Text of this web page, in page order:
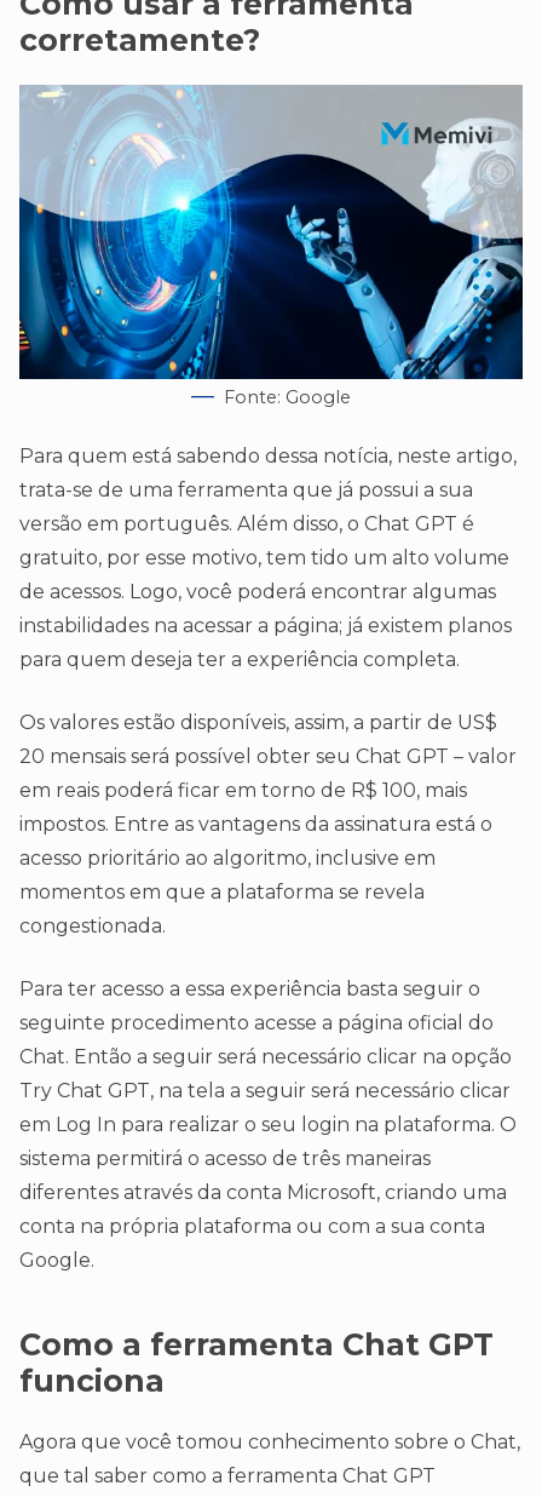
corretamente?
Fonte: Google
Para quem está sabendo dessa notícia, neste artigo,
trata-se de uma ferramenta que já possui a sua
versão em português. Além disso, o Chat GPT é
gratuito, por esse motivo, tem tido um alto volume
de acessos. Logo, você poderá encontrar algumas
instabilidades na acessar a página; já existem planos
para quem deseja ter a experiência completa.
Os valores estão disponíveis, assim, a partir de US$
20 mensais será possível obter seu Chat GPT – valor
em reais poderá ficar em torno de R$ 100, mais
impostos. Entre as vantagens da assinatura está o
acesso prioritário ao algoritmo, inclusive em
momentos em que a plataforma se revela
congestionada.
Para ter acesso a essa experiência basta seguir o
seguinte procedimento acesse a página oficial do
Chat. Então a seguir será necessário clicar na opção
Try Chat GPT, na tela a seguir será necessário clicar
em Log In para realizar o seu login na plataforma. O
sistema permitirá o acesso de três maneiras
diferentes através da conta Microsoft, criando uma
conta na própria plataforma ou com a sua conta
Google.
Como a ferramenta Chat GPT
funciona
Agora que você tomou conhecimento sobre o Chat,
que tal saber como a ferramenta Chat GPT